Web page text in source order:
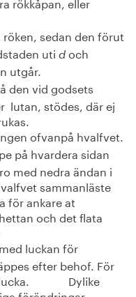
sedan den förut
uti d och
utgår.
den vid godsets
lutan, stödes, där ej
ofvanpå hvalfvet.
på hvardera sidan
med nedra ändan i
sammanläste
för ankare at
och det flata
luckan för
efter behof. För
lucka. Dylike